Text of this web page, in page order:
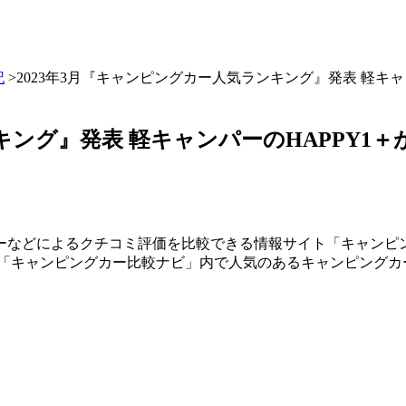
>2023年3月『キャンピングカー人気ランキング』発表 軽キ
グ』発表 軽キャンパーのHAPPY1＋
どによるクチコミ評価を比較できる情報サイト「キャン
キャンピングカー比較ナビ」内で人気のあるキャンピング